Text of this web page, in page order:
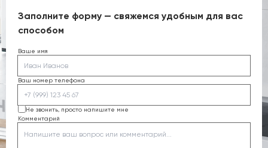
Заполните форму — свяжемся удобным для вас
способом
Ваше имя
Ваш номер телефона
Не звонить, просто напишите мне
Комментарий